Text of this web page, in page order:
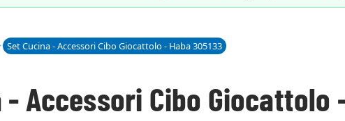
Set Cucina - Accessori Cibo Giocattolo - Haba 305133
Accessori Cibo Giocattolo